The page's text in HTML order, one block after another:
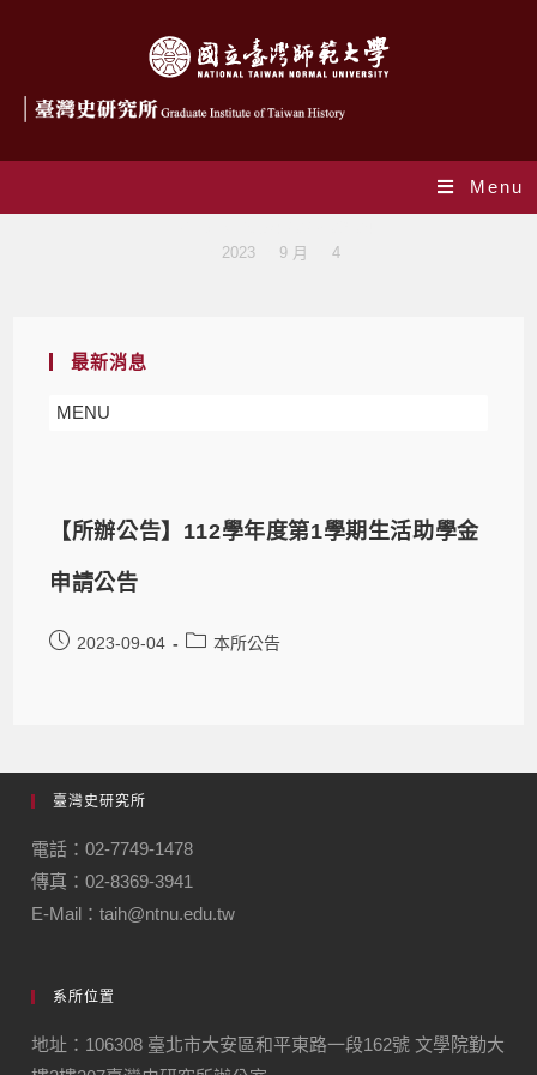
Menu
2023 9 月 4
最新消息
MENU
【所辦公告】112學年度第1學期生活助學金
申請公告
2023-09-04 本所公告
臺灣史研究所
電話：02-7749-1478
傳真：02-8369-3941
E-Mail：taih@ntnu.edu.tw
系所位置
地址：106308 臺北市大安區和平東路一段162號 文學院勤大